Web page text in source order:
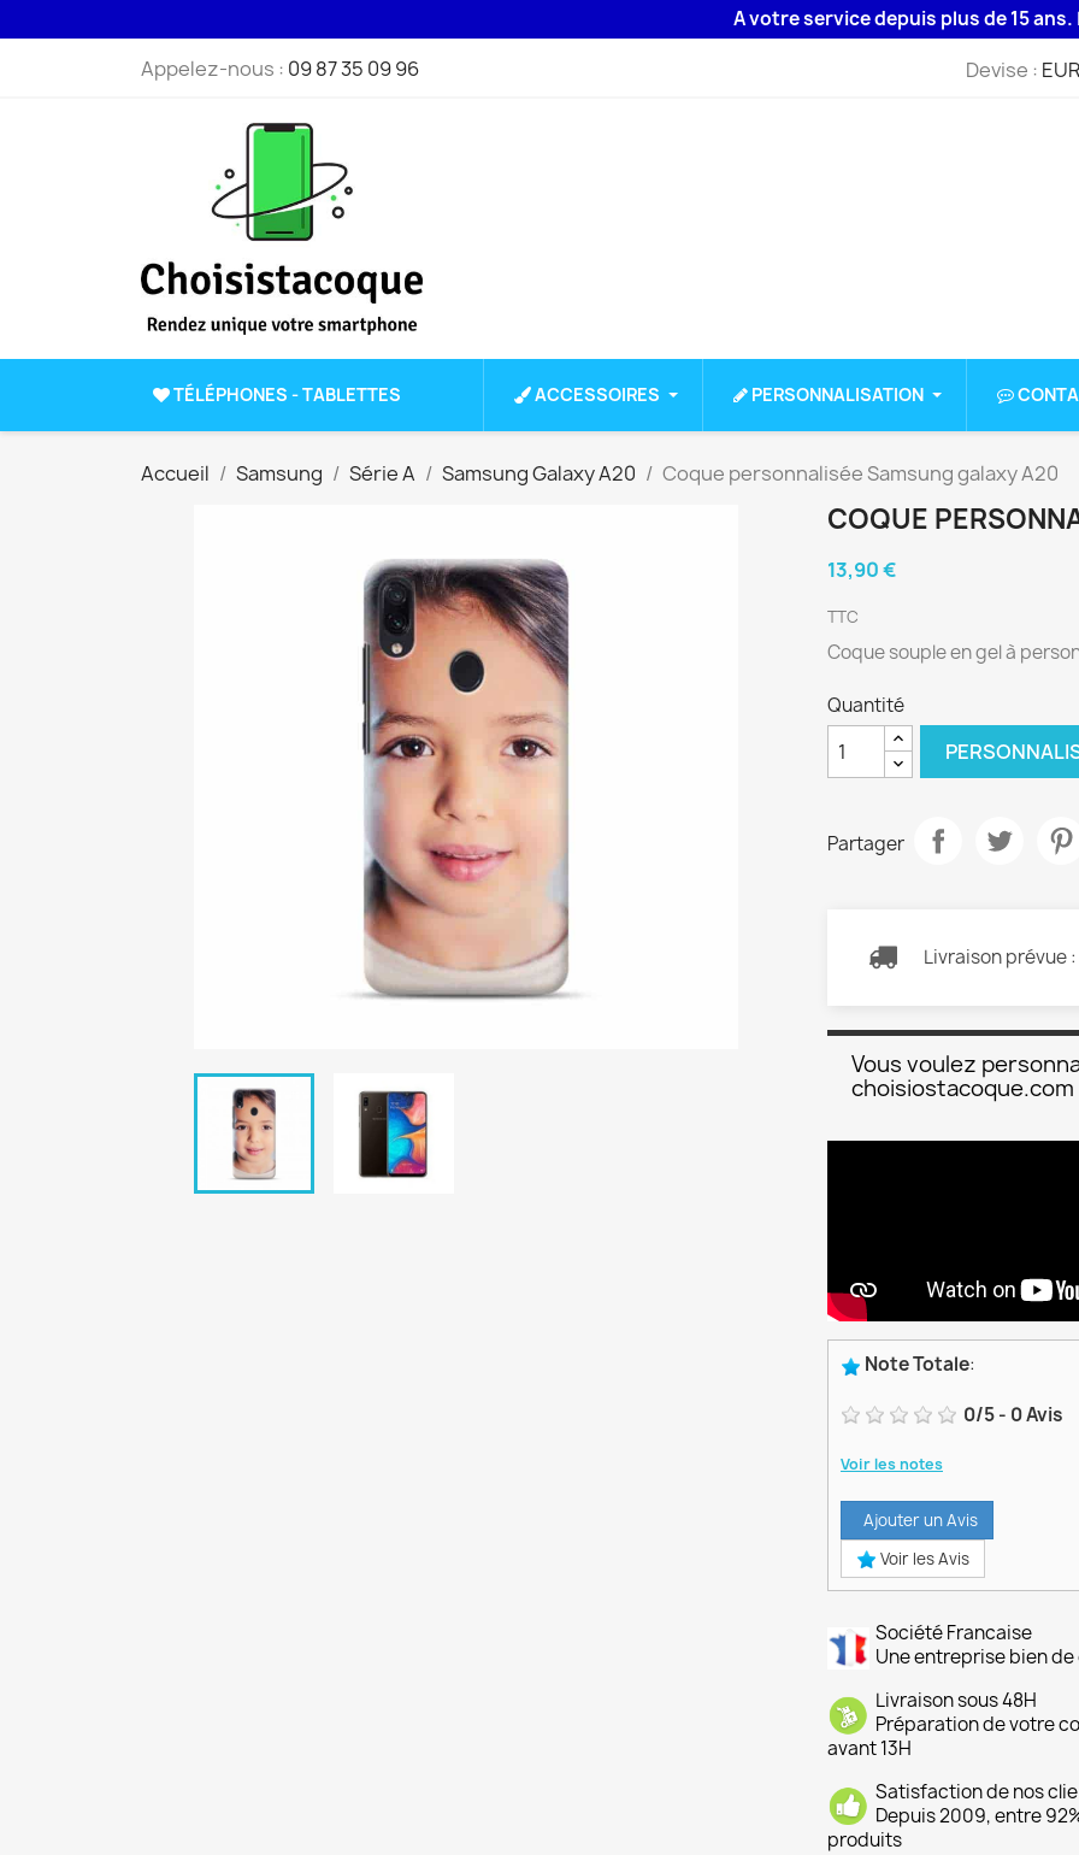
A votre service depuis plus de 15 ans.
Appelez-nous : 09 87 35 09 96 Devise :
TÉLÉPHONES - TABLETTES ACCESSOIRES PERSONNALISATION
Accueil Samsung Série A Samsung Galaxy A20 Coque personnalisée Samsung galaxy A20
COQUE
13,90 €
TTC
Coque souple en gel à
Quantité
Partager
Livraison prévue :
Vous voulez
choisiostacoque.com
Note Totale:
0/5- 0Avis
Voir les notes
Ajouter un Avis
Voir les Avis
Société Francaise
Une entreprise bien
Livraison sous 48H
Préparation de votre
avant 13H
Satisfaction de nos
Depuis 2009, entre
produits